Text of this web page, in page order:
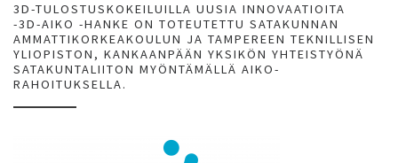
3D-TULOSTUSKOKEILUILLA UUSIA INNOVAATIOITA
-3D-AIKO -HANKE ON TOTEUTETTU SATAKUNNAN
AMMATTIKORKEAKOULUN JA TAMPEREEN TEKNILLISEN
YLIOPISTON, KANKAANPÄÄN YKSIKÖN YHTEISTYÖNÄ
SATAKUNTALIITON MYÖNTÄMÄLLÄ AIKO-
RAHOITUKSELLA.